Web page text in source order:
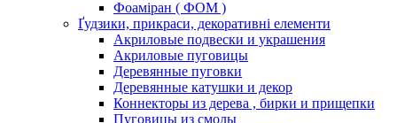
Фоаміран ( ФОМ )
Ґудзики, прикраси, декоративні елементи
Акриловые подвески и украшения
Акриловые пуговицы
Деревянные пуговки
Деревянные катушки и декор
Коннекторы из дерева , бирки и прищепки
Пуговицы из смолы